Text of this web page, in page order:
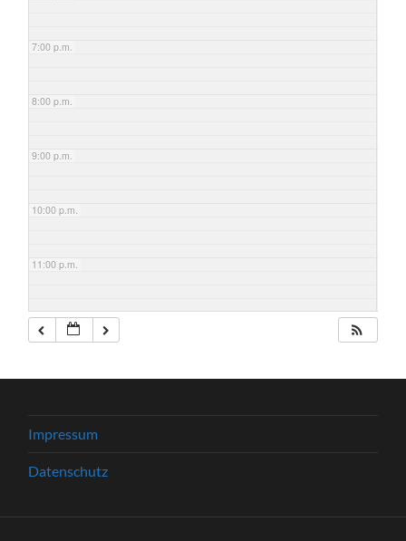
7:00 p.m.
8:00 p.m.
9:00 p.m.
10:00 p.m.
11:00 p.m.
Impressum
Datenschutz